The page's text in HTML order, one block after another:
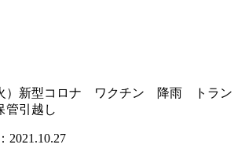
）新型コロナ ワクチン 降雨 トラン
引越し
2021.10.27